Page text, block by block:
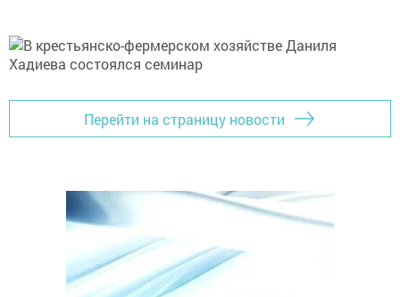
Перейти на страницу новости